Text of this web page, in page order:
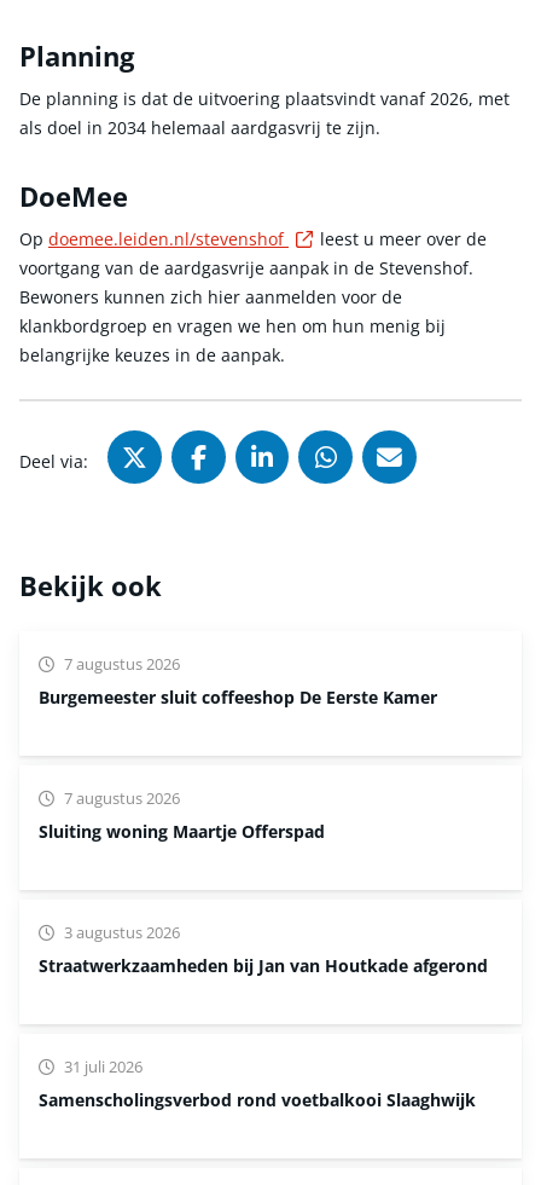
Planning
De planning is dat de uitvoering plaatsvindt vanaf 2026, met
als doel in 2034 helemaal aardgasvrij te zijn.
DoeMee
Op doemee.leiden.nl/stevenshof Externe link
leest u meer over de
voortgang van de aardgasvrije aanpak in de Stevenshof.
Bewoners kunnen zich hier aanmelden voor de
klankbordgroep en vragen we hen om hun menig bij
belangrijke keuzes in de aanpak.
Deel via: Deel via X (Twitter), opent in
Deel via Facebook, opent
Deel via LinkedIn,
Deel viaDeel via
Bekijk ook
Burgemeester sluit coffeeshop De Eerste Kamer
7 augustus 2026
Sluiting woning Maartje Offerspad
7 augustus 2026
Straatwerkzaamheden bij Jan van Houtkade afgerond
3 augustus 2026
Samenscholingsverbod rond voetbalkooi Slaaghwijk
31 juli 2026